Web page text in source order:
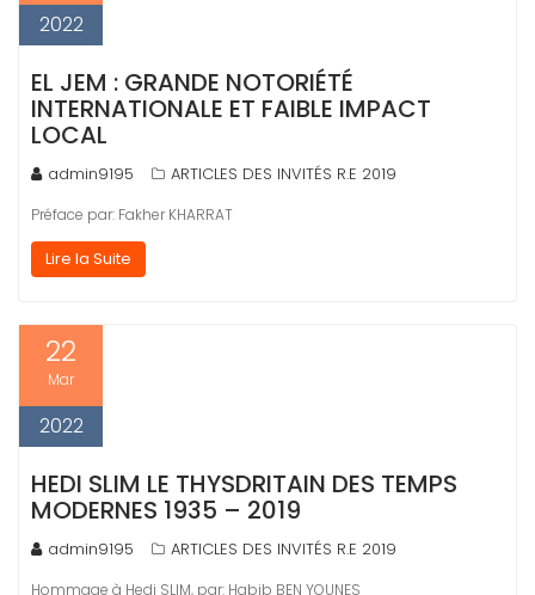
2022
EL JEM : GRANDE NOTORIÉTÉ
INTERNATIONALE ET FAIBLE IMPACT
LOCAL
admin9195 ARTICLES DES INVITÉS R.E 2019
Préface par: Fakher KHARRAT
Lire la Suite
22
Mar
2022
HEDI SLIM LE THYSDRITAIN DES TEMPS
MODERNES 1935 – 2019
admin9195 ARTICLES DES INVITÉS R.E 2019
Hommage à Hedi SLIM, par: Habib BEN YOUNES